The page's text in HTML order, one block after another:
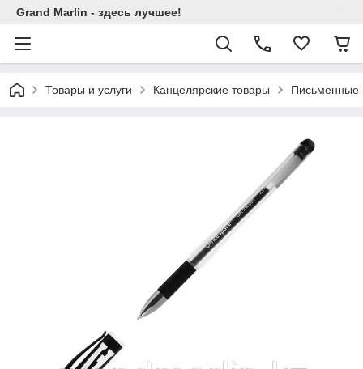
Grand Marlin - здесь лучшее!
Товары и услуги Канцелярские товары Письменные